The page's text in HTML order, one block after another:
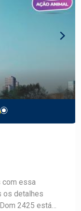
essa
2425 está